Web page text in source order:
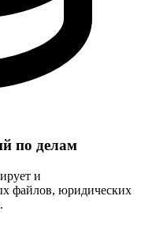
по делам
и
файлов, юридических